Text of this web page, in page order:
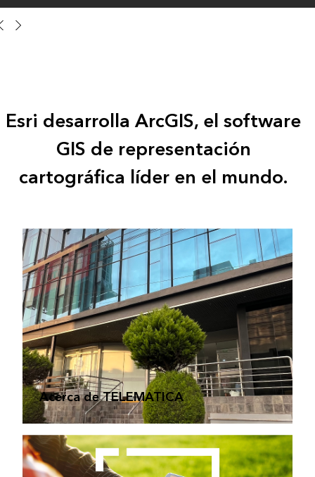
Esri desarrolla ArcGIS, el software
GIS de representación
cartográfica líder en el mundo.
Acerca de TELEMATICA